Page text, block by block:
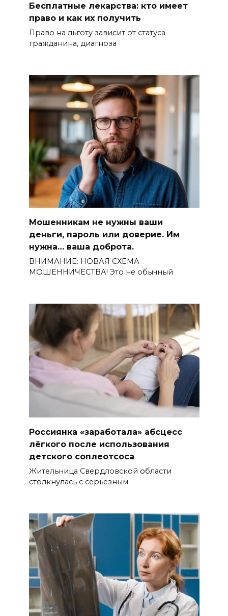
Бесплатные лекарства: кто имеет
право и как их получить
Право на льготу зависит от статуса
гражданина, диагноза
Мошенникам не нужны ваши
деньги, пароль или доверие. Им
нужна… ваша доброта.
ВНИМАНИЕ: НОВАЯ СХЕМА
МОШЕННИЧЕСТВА! Это не обычный
Россиянка «заработала» абсцесс
лёгкого после использования
детского соплеотсоса
Жительница Свердловской области
столкнулась с серьёзным